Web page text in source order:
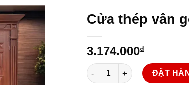
Cửa thép vân
3.174.000₫
Cửa thép vân gỗ Luxury KL-
ĐẶT